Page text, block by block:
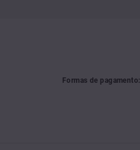
Formas de pagamento: